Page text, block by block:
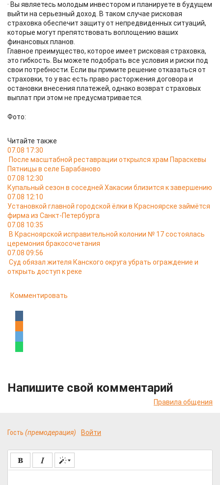
· Вы являетесь молодым инвестором и планируете в будущем
выйти на серьезный доход. В таком случае рисковая
страховка обеспечит защиту от непредвиденных ситуаций,
которые могут препятствовать воплощению ваших
финансовых планов.
Главное преимущество, которое имеет рисковая страховка,
это гибкость. Вы можете подобрать все условия и риски под
свои потребности. Если вы примите решение отказаться от
страховки, то у вас есть право расторжения договора и
остановки внесения платежей, однако возврат страховых
выплат при этом не предусматривается.
Фото:
Читайте также
07.08 17:30
После масштабной реставрации открылся храм Параскевы
Пятницы в селе Барабаново
07.08 12:30
Купальный сезон в соседней Хакасии близится к завершению
07.08 12:10
Установкой главной городской ёлки в Красноярске займётся
фирма из Санкт-Петербурга
07.08 10:35
В Красноярской исправительной колонии № 17 состоялась
церемония бракосочетания
07.08 09:56
Суд обязал жителя Канского округа убрать ограждение и
открыть доступ к реке
Комментировать
Напишите свой комментарий
Правила общения
Гость (премодерация) Войти